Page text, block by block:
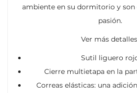
ambiente en su dormitorio y son
pasión.
Ver más
Sutil liguero
Cierre multietapa en la
Correas elásticas: una